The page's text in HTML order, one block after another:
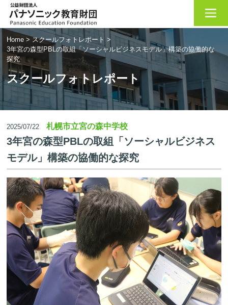
Home > スクールフォトレポート >
3年宮の森型PBLの取組「ソーシャルビジネスモデル」構築の協働的な
探究
スクールフォトレポート
2025/07/22 札幌市立宮の森中学校
3年宮の森型PBLの取組「ソーシャルビジネス
モデル」構築の協働的な探究